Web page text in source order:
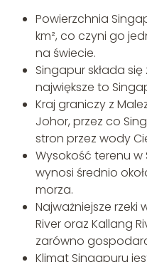
Powierzchnia
km², co czyni go
na świecie.
Singapur składa
największe to
Kraj graniczy z
Johor, przez co
stron przez wody
Wysokość terenu w
wynosi średnio
morza.
Najważniejsze rzeki
River oraz Kallang
zarówno
Klimat Singapuru